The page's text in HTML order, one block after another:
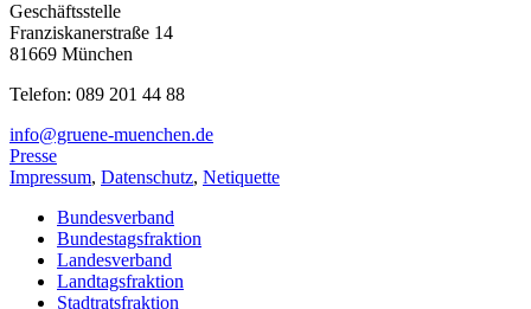
Geschäftsstelle
Franziskanerstraße 14
81669 München
Telefon: 089 201 44 88
info@gruene-muenchen.de
Presse
Impressum, Datenschutz, Netiquette
Bundesverband
Bundestagsfraktion
Landesverband
Landtagsfraktion
Stadtratsfraktion